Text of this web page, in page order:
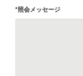
*照会メッセージ